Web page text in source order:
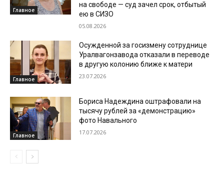
Главное
на свободе — суд зачел срок, отбытый
ею в СИЗО
05.08.2026
Главное
Осужденной за госизмену сотруднице
Уралвагонзавода отказали в переводе
в другую колонию ближе к матери
23.07.2026
Главное
Бориса Надеждина оштрафовали на
тысячу рублей за «демонстрацию»
фото Навального
17.07.2026